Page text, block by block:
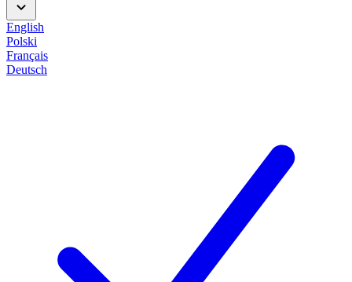
English
Polski
Français
Deutsch